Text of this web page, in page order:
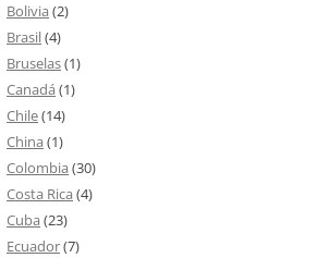
Bolivia (2)
Brasil(4)
Bruselas(1)
Canadá (1)
Chile(14)
China (1)
Colombia (30)
Costa Rica (4)
Cuba (23)
Ecuador(7)